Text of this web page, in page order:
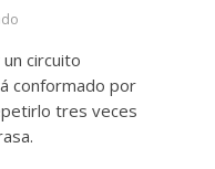
circuito
conformado por
tres veces